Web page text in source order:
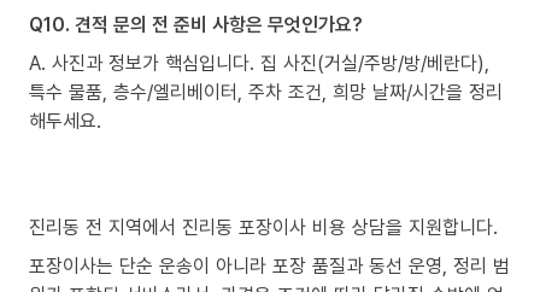
Q10. 견적 문의 전 준비 사항은 무엇인가요?
A. 사진과 정보가 핵심입니다. 집 사진(거실/주방/방/베란다),
특수 물품, 층수/엘리베이터, 주차 조건, 희망 날짜/시간을 정리
해두세요.
진리동 전 지역에서 진리동 포장이사 비용 상담을 지원합니다.
포장이사는 단순 운송이 아니라 포장 품질과 동선 운영, 정리 범